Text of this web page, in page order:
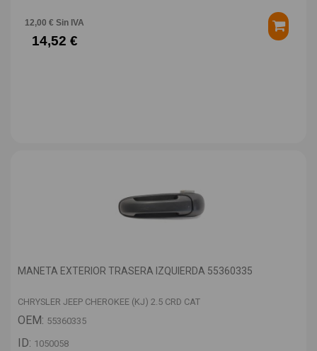
12,00 € Sin IVA
14,52 €
MANETA EXTERIOR TRASERA IZQUIERDA 55360335
CHRYSLER JEEP CHEROKEE (KJ) 2.5 CRD CAT
OEM: 55360335
ID: 1050058